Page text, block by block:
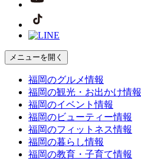
メニューを開く
福岡のグルメ情報
福岡の観光・お出かけ情報
福岡のイベント情報
福岡のビューティー情報
福岡のフィットネス情報
福岡の暮らし情報
福岡の教育・子育て情報